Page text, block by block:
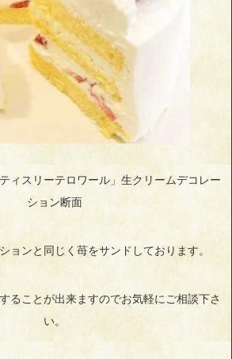
ィスリーテロワール」生クリームデコレー
ション断面
ョンと同じく苺をサンドしております。
ることが出来ますのでお気軽にご相談下さ
い。